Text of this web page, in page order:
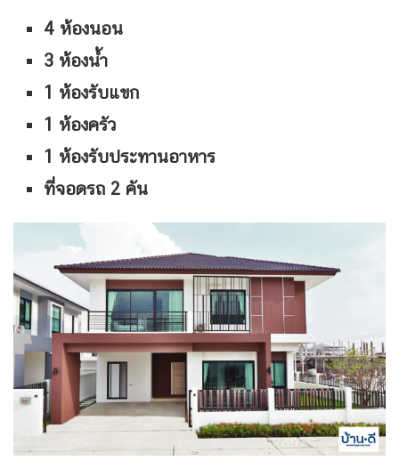
4 ห้องนอน
3 ห้องน้ำ
1 ห้องรับแขก
1 ห้องครัว
1 ห้องรับประทานอาหาร
ที่จอดรถ 2 คัน